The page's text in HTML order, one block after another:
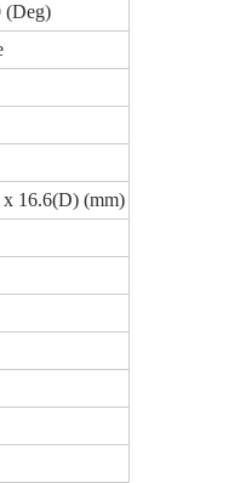
(Deg)
16.6(D) (mm)